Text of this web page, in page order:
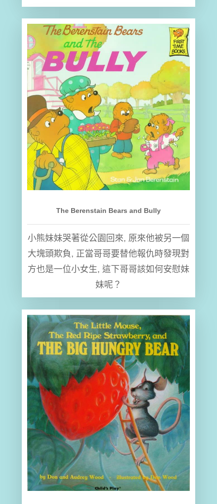
The Berenstain Bears and Bully
小熊妹妹哭著從公園回來, 原來他被另一個
大塊頭欺負, 正當哥哥要替他報仇時發現對
方也是一位小女生, 這下哥哥該如何安慰妹
妹呢？